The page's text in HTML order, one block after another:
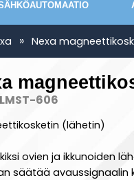
» Nexa
606
(lähetin)
ovien ja ikkunoiden
säätää avaussignaalin